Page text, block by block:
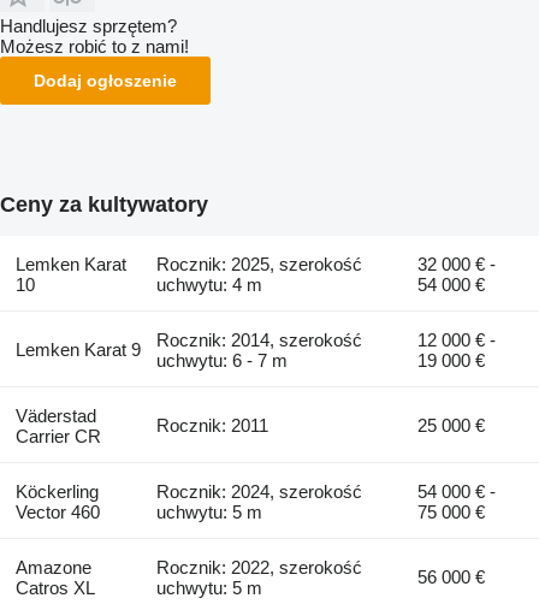
Handlujesz sprzętem?
Możesz robić to z nami!
Dodaj ogłoszenie
Ceny za kultywatory
Lemken Karat
10
Rocznik: 2025, szerokość
uchwytu: 4 m
32 000 € -
54 000 €
Lemken Karat 9
Rocznik: 2014, szerokość
uchwytu: 6 - 7 m
12 000 € -
19 000 €
Väderstad
Carrier CR
Rocznik: 2011 25 000 €
Köckerling
Vector 460
Rocznik: 2024, szerokość
uchwytu: 5 m
54 000 € -
75 000 €
Amazone
Catros XL
Rocznik: 2022, szerokość
uchwytu: 5 m
56 000 €